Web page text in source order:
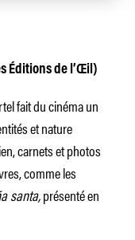
Éditions de l’Œil)
fait du cinéma un
et nature
carnets et photos
comme les
santa,présenté en